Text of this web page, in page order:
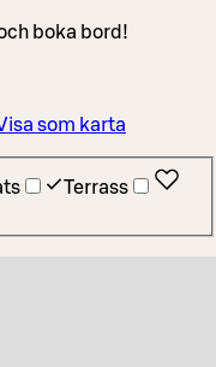
boka bord!
Terrass
som karta